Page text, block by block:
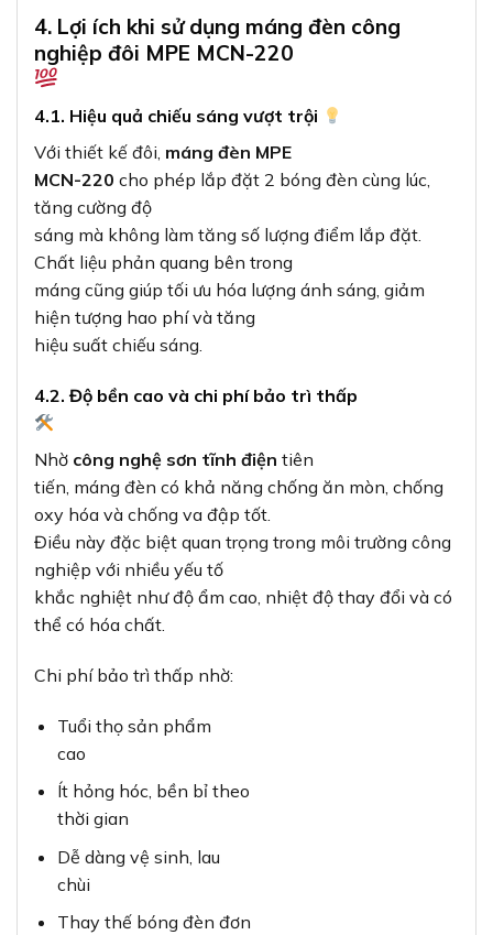
4. Lợi ích khi sử dụng máng đèn công
nghiệp đôi MPE MCN-220
4.1. Hiệu quả chiếu sáng vượt trội
Với thiết kế đôi, máng đèn MPE
MCN-220 cho phép lắp đặt 2 bóng đèn cùng lúc,
tăng cường độ
sáng mà không làm tăng số lượng điểm lắp đặt.
Chất liệu phản quang bên trong
máng cũng giúp tối ưu hóa lượng ánh sáng, giảm
hiện tượng hao phí và tăng
hiệu suất chiếu sáng.
4.2. Độ bền cao và chi phí bảo trì thấp
Nhờ công nghệ sơn tĩnh điện tiên
tiến, máng đèn có khả năng chống ăn mòn, chống
oxy hóa và chống va đập tốt.
Điều này đặc biệt quan trọng trong môi trường công
nghiệp với nhiều yếu tố
khắc nghiệt như độ ẩm cao, nhiệt độ thay đổi và có
thể có hóa chất.
Chi phí bảo trì thấp nhờ:
Tuổi thọ sản phẩm
cao
Ít hỏng hóc, bền bỉ theo
thời gian
Dễ dàng vệ sinh, lau
chùi
Thay thế bóng đèn đơn